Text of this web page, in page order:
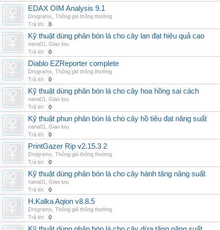
EDAX OIM Analysis 9.1
Drograms Thông gió thông thường
Trả lời:
0
Kỹ thuật dùng phân bón lá cho cây lan đạt hiệu quả cao
nana01
Giao lưu
Trả lời:
0
Diablo EZReporter complete
Drograms Thông gió thông thường
Trả lời:
0
Kỹ thuật dùng phân bón lá cho cây hoa hồng sai cách
nana01
Giao lưu
Trả lời:
0
Kỹ thuật phun phân bón lá cho cây hồ tiêu đạt năng suất
nana01
Giao lưu
Trả lời:
0
PrintGazer Rip v2.15.3 2
Drograms Thông gió thông thường
Trả lời:
0
Kỹ thuật dùng phân bón lá cho cây hành tăng năng suất
nana01
Giao lưu
Trả lời:
0
H.Kalka Aqion v8.8.5
Drograms Thông gió thông thường
Trả lời:
0